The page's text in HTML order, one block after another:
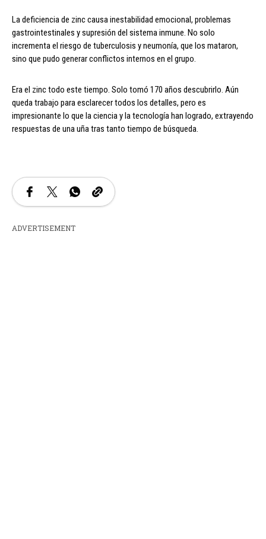
La deficiencia de zinc causa inestabilidad emocional, problemas
gastrointestinales y supresión del sistema inmune. No solo
incrementa el riesgo de tuberculosis y neumonía, que los mataron,
sino que pudo generar conflictos internos en el grupo.
Era el zinc todo este tiempo. Solo tomó 170 años descubrirlo. Aún
queda trabajo para esclarecer todos los detalles, pero es
impresionante lo que la ciencia y la tecnología han logrado, extrayendo
respuestas de una uña tras tanto tiempo de búsqueda.
ADVERTISEMENT